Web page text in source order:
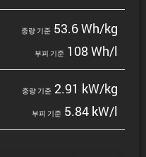
중량 기준 53.6 Wh/kg
부피 기준 108 Wh/l
중량 기준 2.91 kW/kg
부피 기준 5.84 kW/l